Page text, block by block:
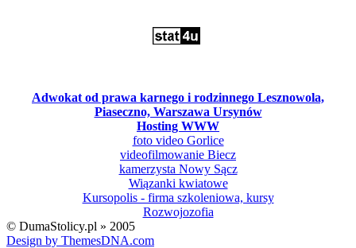
Adwokat od prawa karnego i rodzinnego Lesznowola,
Piaseczno, Warszawa Ursynów
Hosting WWW
foto video Gorlice
videofilmowanie Biecz
kamerzysta Nowy Sącz
Wiązanki kwiatowe
Kursopolis - firma szkoleniowa, kursy
Rozwojozofia
© DumaStolicy.pl » 2005
Design by ThemesDNA.com